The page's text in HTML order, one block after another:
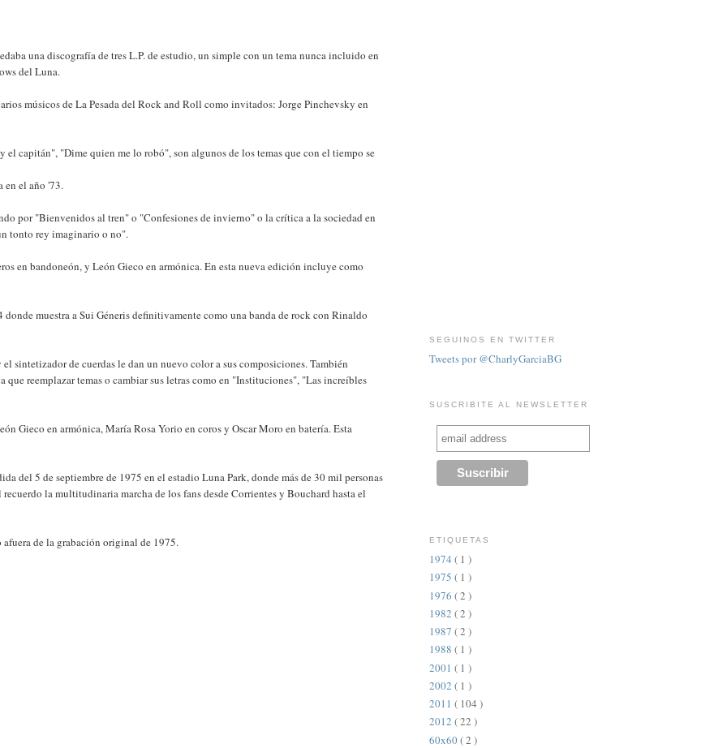
una discografía de tres L.P. de estudio, un simple con un tema nunca incluido en
del Luna.
músicos de La Pesada del Rock and Roll como invitados: Jorge Pinchevsky en
capitán", "Dime quien me lo robó", son algunos de los temas que con el tiempo se
en el año '73.
por "Bienvenidos al tren" o "Confesiones de invierno" o la crítica a la sociedad en
tonto rey imaginario o no".
en bandoneón, y León Gieco en armónica. En esta nueva edición incluye como
muestra a Sui Géneris definitivamente como una banda de rock con Rinaldo
sintetizador de cuerdas le dan un nuevo color a sus composiciones. También
reemplazar temas o cambiar sus letras como en "Instituciones", "Las increíbles
Gieco en armónica, María Rosa Yorio en coros y Oscar Moro en batería. Esta
del 5 de septiembre de 1975 en el estadio Luna Park, donde más de 30 mil personas
la multitudinaria marcha de los fans desde Corrientes y Bouchard hasta el
afuera de la grabación original de 1975.
SEGUINOS EN TWITTER
Tweets por @CharlyGarciaBG
SUSCRIBITE AL NEWSLETTER
ETIQUETAS
1974 ( 1 )
1975 ( 1 )
1976 ( 2 )
1982 ( 2 )
1987 ( 2 )
1988 ( 1 )
2001 ( 1 )
2002 ( 1 )
2011 ( 104 )
2012 ( 22 )
60x60( 2 )